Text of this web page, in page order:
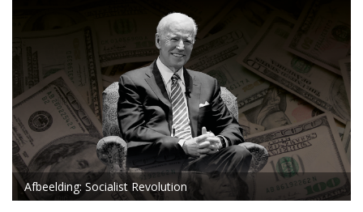
Afbeelding: Socialist Revolution